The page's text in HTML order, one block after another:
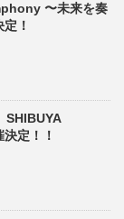
〜未来を奏
！
SHIBUYA
定！！